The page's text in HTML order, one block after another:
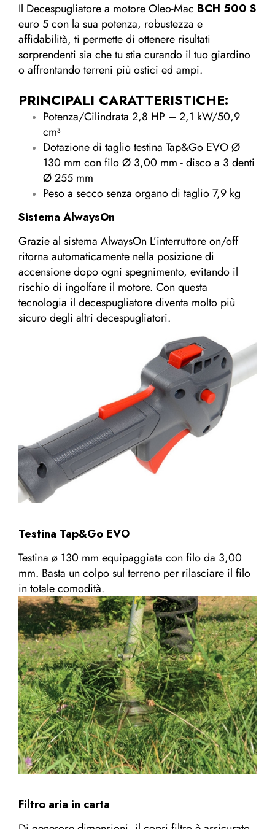
Il Decespugliatore a motore Oleo-Mac BCH 500 S
euro 5 con la sua potenza, robustezza e
affidabilità, ti permette di ottenere risultati
sorprendenti sia che tu stia curando il tuo giardino
o affrontando terreni più ostici ed ampi.
PRINCIPALI CARATTERISTICHE:
Potenza/Cilindrata 2,8 HP – 2,1 kW/50,9
cm³
Dotazione di taglio testina Tap&Go EVO Ø
130 mm con filo Ø 3,00 mm - disco a 3 denti
Ø 255 mm
Peso a secco senza organo di taglio 7,9 kg
Sistema AlwaysOn
Grazie al sistema AlwaysOn L’interruttore on/off
ritorna automaticamente nella posizione di
accensione dopo ogni spegnimento, evitando il
rischio di ingolfare il motore. Con questa
tecnologia il decespugliatore diventa molto più
sicuro degli altri decespugliatori.
Testina Tap&Go EVO
Testina ø 130 mm equipaggiata con filo da 3,00
mm. Basta un colpo sul terreno per rilasciare il filo
in totale comodità.
Filtro aria in carta